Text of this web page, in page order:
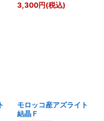
3,300円(税込)
モロッコ産アズライト
結晶Ｆ